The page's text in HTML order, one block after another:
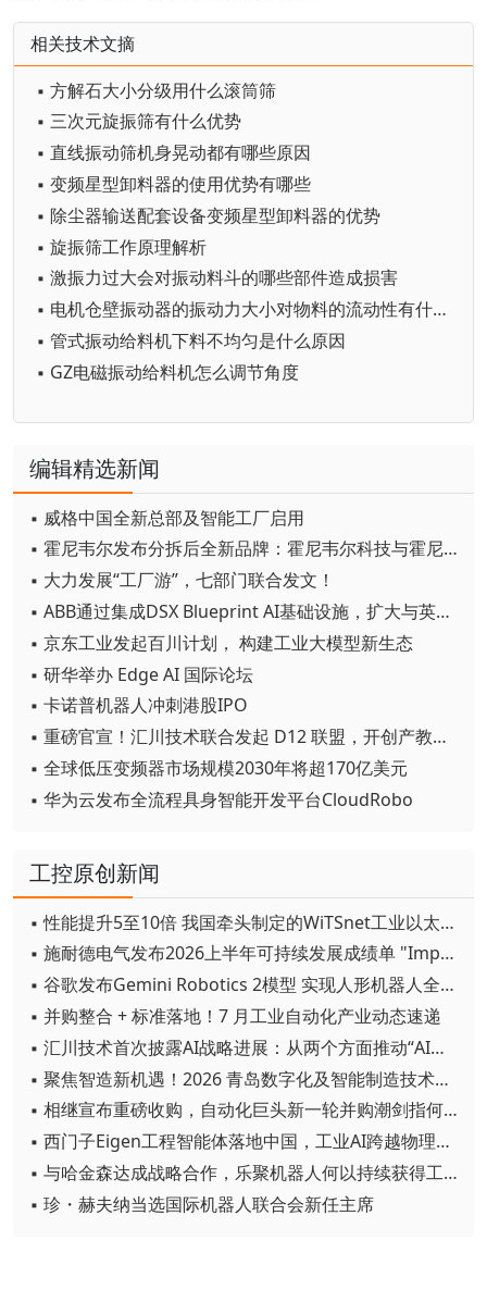
相关技术文摘
▪ 方解石大小分级用什么滚筒筛
▪ 三次元旋振筛有什么优势
▪ 直线振动筛机身晃动都有哪些原因
▪ 变频星型卸料器的使用优势有哪些
▪ 除尘器输送配套设备变频星型卸料器的优势
▪ 旋振筛工作原理解析
▪ 激振力过大会对振动料斗的哪些部件造成损害
▪ 电机仓壁振动器的振动力大小对物料的流动性有什么影响
▪ 管式振动给料机下料不均匀是什么原因
▪ GZ电磁振动给料机怎么调节角度
编辑精选新闻
▪ 威格中国全新总部及智能工厂启用
▪ 霍尼韦尔发布分拆后全新品牌：霍尼韦尔科技与霍尼韦尔航空航天
▪ 大力发展“工厂游”，七部门联合发文！
▪ ABB通过集成DSX Blueprint AI基础设施，扩大与英伟达的合作
▪ 京东工业发起百川计划， 构建工业大模型新生态
▪ 研华举办 Edge AI 国际论坛
▪ 卡诺普机器人冲刺港股IPO
▪ 重磅官宣！汇川技术联合发起 D12 联盟，开创产教融合新范式
▪ 全球低压变频器市场规模2030年将超170亿美元
▪ 华为云发布全流程具身智能开发平台CloudRobo
工控原创新闻
▪ 性能提升5至10倍 我国牵头制定的WiTSnet工业以太网国际标准正式发布
▪ 施耐德电气发布2026上半年可持续发展成绩单 "Impact 2030"路线图开局稳健
▪ 谷歌发布Gemini Robotics 2模型 实现人形机器人全身智能控制突破
▪ 并购整合 + 标准落地！7 月工业自动化产业动态速递
▪ 汇川技术首次披露AI战略进展：从两个方面推动“AI业务化”落地
▪ 聚焦智造新机遇！2026 青岛数字化及智能制造技术论坛圆满落幕
▪ 相继宣布重磅收购，自动化巨头新一轮并购潮剑指何方？
▪ 西门子Eigen工程智能体落地中国，工业AI跨越物理世界“确定性”拐点
▪ 与哈金森达成战略合作，乐聚机器人何以持续获得工业巨头青睐？
▪ 珍・赫夫纳当选国际机器人联合会新任主席